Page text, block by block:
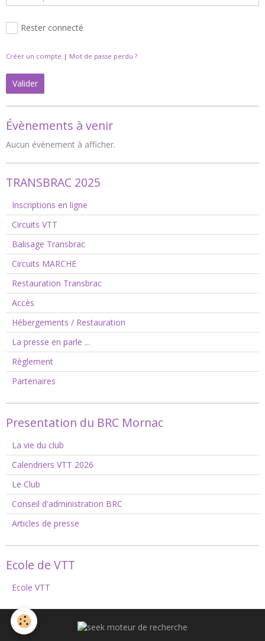
Rester connecté
Créer un compte | Mot de passe perdu ?
Valider
Évènements à venir
Aucun évènement à afficher.
TRANSBRAC 2025
Inscriptions en ligne
Circuits VTT
Balisage Transbrac
Circuits MARCHE
Restauration Transbrac
Accès
Hébergements / Restauration
La presse en parle ...
Règlement
Partenaires
Presentation du BRC Mornac
La vie du club
Calendriers VTT 2026
Le Club
Conseil d'administration BRC
Articles de presse
Ecole de VTT
Ecole VTT